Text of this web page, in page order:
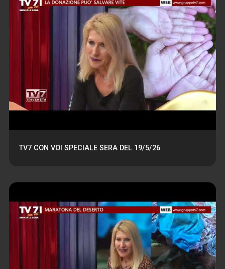
TV7 CON VOI SPECIALE SERA DEL 19/5/26